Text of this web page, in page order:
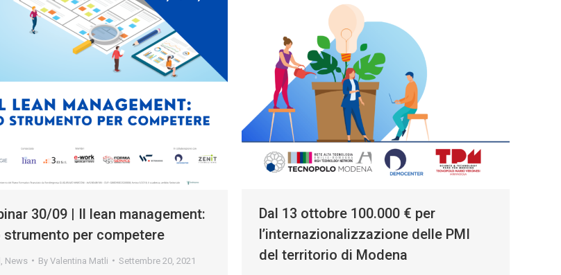
Dal 13 ottobre 100.000 € per
l’internazionalizzazione delle PMI
del territorio di Modena
30/09 | Il lean management:
strumento per competere
News By Valentina Matli Settembre 20, 2021